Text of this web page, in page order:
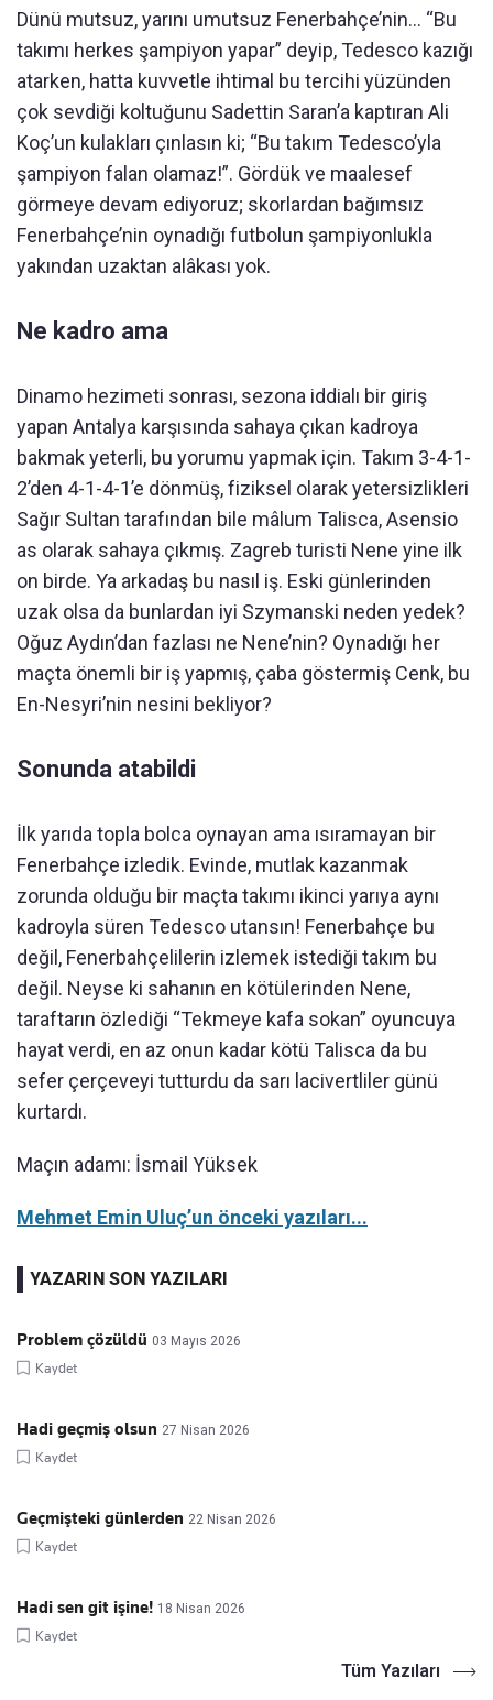
Dünü mutsuz, yarını umutsuz Fenerbahçe’nin... “Bu
takımı herkes şampiyon yapar” deyip, Tedesco kazığı
atarken, hatta kuvvetle ihtimal bu tercihi yüzünden
çok sevdiği koltuğunu Sadettin Saran’a kaptıran Ali
Koç’un kulakları çınlasın ki; “Bu takım Tedesco’yla
şampiyon falan olamaz!”. Gördük ve maalesef
görmeye devam ediyoruz; skorlardan bağımsız
Fenerbahçe’nin oynadığı futbolun şampiyonlukla
yakından uzaktan alâkası yok.
Ne kadro ama
Dinamo hezimeti sonrası, sezona iddialı bir giriş
yapan Antalya karşısında sahaya çıkan kadroya
bakmak yeterli, bu yorumu yapmak için. Takım 3-4-1-
2’den 4-1-4-1’e dönmüş, fiziksel olarak yetersizlikleri
Sağır Sultan tarafından bile mâlum Talisca, Asensio
as olarak sahaya çıkmış. Zagreb turisti Nene yine ilk
on birde. Ya arkadaş bu nasıl iş. Eski günlerinden
uzak olsa da bunlardan iyi Szymanski neden yedek?
Oğuz Aydın’dan fazlası ne Nene’nin? Oynadığı her
maçta önemli bir iş yapmış, çaba göstermiş Cenk, bu
En-Nesyri’nin nesini bekliyor?
Sonunda atabildi
İlk yarıda topla bolca oynayan ama ısıramayan bir
Fenerbahçe izledik. Evinde, mutlak kazanmak
zorunda olduğu bir maçta takımı ikinci yarıya aynı
kadroyla süren Tedesco utansın! Fenerbahçe bu
değil, Fenerbahçelilerin izlemek istediği takım bu
değil. Neyse ki sahanın en kötülerinden Nene,
taraftarın özlediği “Tekmeye kafa sokan” oyuncuya
hayat verdi, en az onun kadar kötü Talisca da bu
sefer çerçeveyi tutturdu da sarı lacivertliler günü
kurtardı.
Maçın adamı: İsmail Yüksek
Mehmet Emin Uluç’un önceki yazıları...
YAZARIN SON YAZILARI
Problem çözüldü 03 Mayıs 2026
Kaydet
Hadi geçmiş olsun 27 Nisan 2026
Kaydet
Geçmişteki günlerden 22 Nisan 2026
Kaydet
Hadi sen git işine! 18 Nisan 2026
Kaydet
Tüm Yazıları